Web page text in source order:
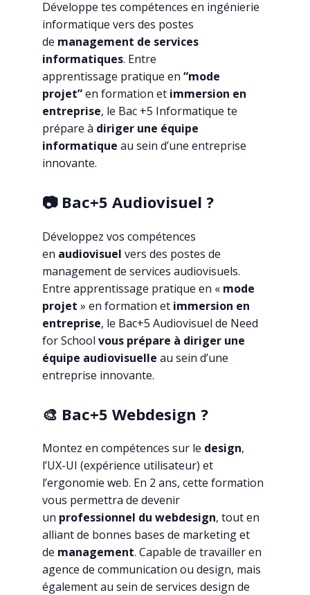
Développe tes compétences en ingénierie
informatique vers des postes
de management de services
informatiques. Entre
apprentissage pratique en “mode
projet”en formation etimmersion en
entreprise, le Bac +5 Informatique te
prépare à diriger une équipe
informatique au sein d’une entreprise
innovante.
📷 Bac+5 Audiovisuel ?
Développez vos compétences
en audiovisuel vers des postes de
management de services audiovisuels.
Entre apprentissage pratique en « mode
projet » en formation et immersion en
entreprise, le Bac+5 Audiovisuel de Need
for School vous prépare à diriger une
équipe audiovisuelle au sein d’une
entreprise innovante.
🎨 Bac+5 Webdesign ?
Montez en compétences sur le design,
l’UX-UI (expérience utilisateur) et
l’ergonomie web. En 2 ans, cette formation
vous permettra de devenir
un professionnel du webdesign, tout en
alliant de bonnes bases de marketing et
de management. Capable de travailler en
agence de communication ou design, mais
également au sein de services design de